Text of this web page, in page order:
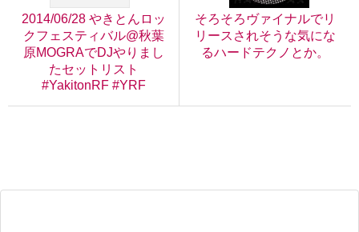
2014/06/28 やきとんロッ
クフェスティバル@秋葉
原MOGRAでDJやりまし
たセットリスト
#YakitonRF #YRF
そろそろヴァイナルでリ
リースされそうな気にな
るハードテクノとか。